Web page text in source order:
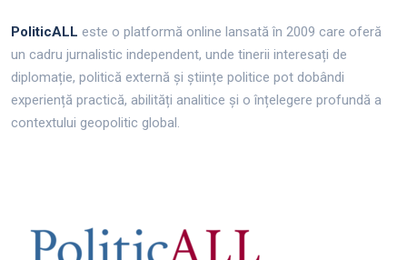
PoliticALL este o platformă online lansată în 2009 care oferă
un cadru jurnalistic independent, unde tinerii interesați de
diplomație, politică externă și științe politice pot dobândi
experiență practică, abilități analitice și o înțelegere profundă a
contextului geopolitic global.